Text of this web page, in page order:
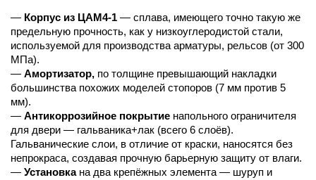
— Корпус из ЦАМ4-1 — сплава, имеющего точно такую же
предельную прочность, как у низкоуглеродистой стали,
используемой для производства арматуры, рельсов (от 300
МПа).
— Амортизатор, по толщине превышающий накладки
большинства похожих моделей стопоров (7 мм против 5
мм).
— Антикоррозийное покрытие напольного ограничителя
для двери — гальваника+лак (всего 6 слоёв).
Гальванические слои, в отличие от краски, наносятся без
непрокраса, создавая прочную барьерную защиту от влаги.
— Установка на два крепёжных элемента — шуруп и